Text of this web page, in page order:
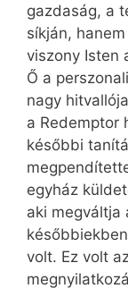
gazdaság, a
síkján,
viszony Isten
Ő a
nagy
a Redemptor
későbbi
egyház
aki megváltja
volt. Ez volt